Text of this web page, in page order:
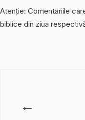
Atenție: Comentariile
biblice din ziua
←